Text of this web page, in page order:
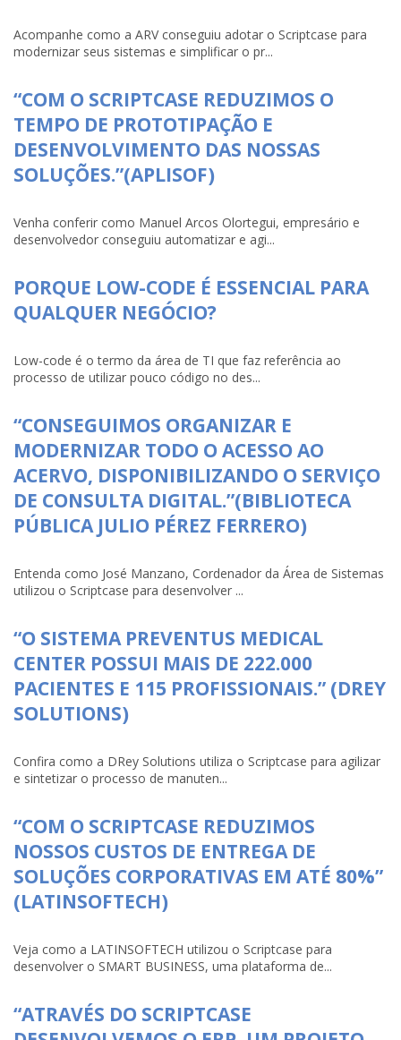
Acompanhe como a ARV conseguiu adotar o Scriptcase para
modernizar seus sistemas e simplificar o pr...
“COM O SCRIPTCASE REDUZIMOS O
TEMPO DE PROTOTIPAÇÃO E
DESENVOLVIMENTO DAS NOSSAS
SOLUÇÕES.”(APLISOF)
Venha conferir como Manuel Arcos Olortegui, empresário e
desenvolvedor conseguiu automatizar e agi...
PORQUE LOW-CODE É ESSENCIAL PARA
QUALQUER NEGÓCIO?
Low-code é o termo da área de TI que faz referência ao
processo de utilizar pouco código no des...
“CONSEGUIMOS ORGANIZAR E
MODERNIZAR TODO O ACESSO AO
ACERVO, DISPONIBILIZANDO O SERVIÇO
DE CONSULTA DIGITAL.”(BIBLIOTECA
PÚBLICA JULIO PÉREZ FERRERO)
Entenda como José Manzano, Cordenador da Área de Sistemas
utilizou o Scriptcase para desenvolver ...
“O SISTEMA PREVENTUS MEDICAL
CENTER POSSUI MAIS DE 222.000
PACIENTES E 115 PROFISSIONAIS.” (DREY
SOLUTIONS)
Confira como a DRey Solutions utiliza o Scriptcase para agilizar
e sintetizar o processo de manuten...
“COM O SCRIPTCASE REDUZIMOS
NOSSOS CUSTOS DE ENTREGA DE
SOLUÇÕES CORPORATIVAS EM ATÉ 80%”
(LATINSOFTECH)
Veja como a LATINSOFTECH utilizou o Scriptcase para
desenvolver o SMART BUSINESS, uma plataforma de...
“ATRAVÉS DO SCRIPTCASE